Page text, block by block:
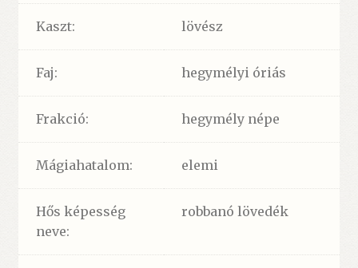
Kaszt: lövész
Faj: hegymélyi óriás
Frakció: hegymély népe
Mágiahatalom: elemi
Hős képesség
neve:
robbanó lövedék